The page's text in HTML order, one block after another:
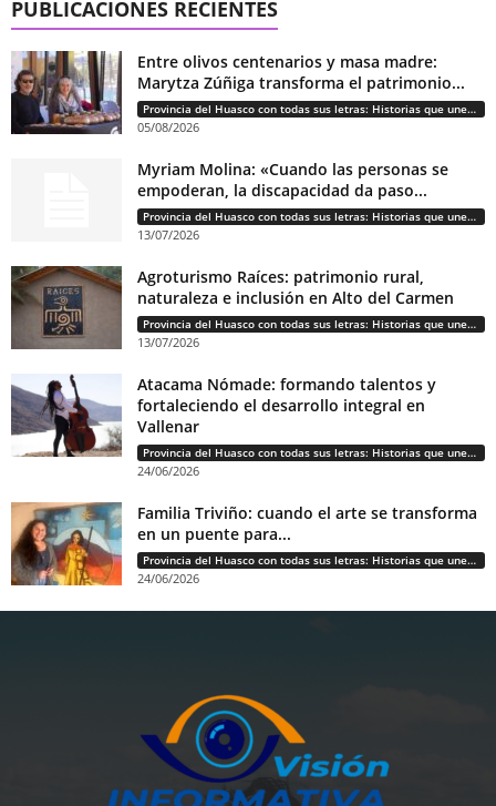
PUBLICACIONES RECIENTES
Entre olivos centenarios y masa madre:
Marytza Zúñiga transforma el patrimonio...
Provincia del Huasco con todas sus letras: Historias que unen cultura, diversidad e identidad
05/08/2026
Myriam Molina: «Cuando las personas se
empoderan, la discapacidad da paso...
Provincia del Huasco con todas sus letras: Historias que unen cultura, diversidad e identidad
13/07/2026
Agroturismo Raíces: patrimonio rural,
naturaleza e inclusión en Alto del Carmen
Provincia del Huasco con todas sus letras: Historias que unen cultura, diversidad e identidad
13/07/2026
Atacama Nómade: formando talentos y
fortaleciendo el desarrollo integral en
Vallenar
Provincia del Huasco con todas sus letras: Historias que unen cultura, diversidad e identidad
24/06/2026
Familia Triviño: cuando el arte se transforma
en un puente para...
Provincia del Huasco con todas sus letras: Historias que unen cultura, diversidad e identidad
24/06/2026